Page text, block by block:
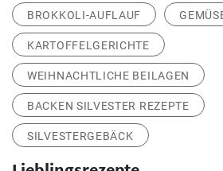
BROKKOLI-AUFLAUF
KARTOFFELGERICHTE
WEIHNACHTLICHE BEILAGEN
BACKEN SILVESTER REZEPTE
SILVESTERGEBÄCK